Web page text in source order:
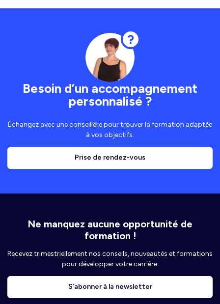
Besoin d’un accompagnement
personnalisé ?
Échangez avec une conseillère pour trouver la formation adaptée
à vos objectifs.
Prise de rendez-vous
Ne manquez aucune opportunité de
formation !
Recevez trimestriellement nos conseils, nouveautés et formations
pour développer votre carrière.
S’abonner à la newsletter